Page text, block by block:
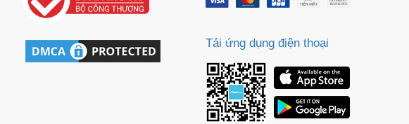
Tải ứng dụng điện thoại
mã.